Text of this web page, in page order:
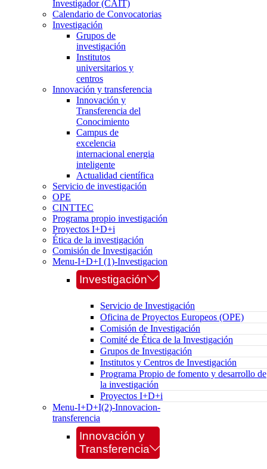
Investigador (CAIT)
Calendario de Convocatorias
Investigación
Grupos de
investigación
Institutos
universitarios y
centros
Innovación y transferencia
Innovación y
Transferencia del
Conocimiento
Campus de
excelencia
internacional energia
inteligente
Actualidad científica
Servicio de investigación
OPE
CINTTEC
Programa propio investigación
Proyectos I+D+i
Ética de la investigación
Comisión de Investigación
Menu-I+D+I (1)-Investigacion
Investigación
Servicio de Investigación
Oficina de Proyectos Europeos (OPE)
Comisión de Investigación
Comité de Ética de la Investigación
Grupos de Investigación
Institutos y Centros de Investigación
Programa Propio de fomento y desarrollo de
la investigación
Proyectos I+D+i
Menu-I+D+I(2)-Innovacion-
transferencia
Innovación y
Transferencia